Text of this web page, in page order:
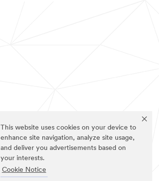
This website uses cookies on your device to
enhance site navigation, analyze site usage,
and deliver you advertisements based on
your interests.
Cookie Notice